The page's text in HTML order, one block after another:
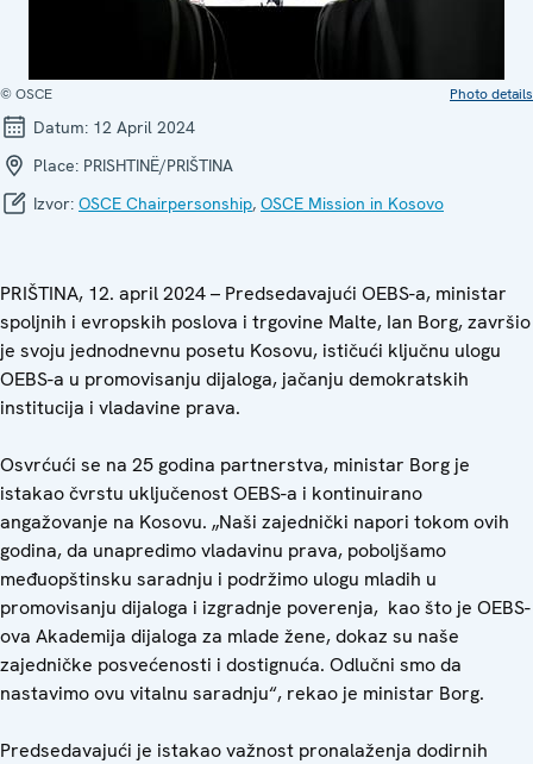
© OSCE Photo details
Datum: 12 April 2024
Place: PRISHTINË/PRIŠTINA
Izvor: OSCE Chairpersonship, OSCE Mission in Kosovo
PRIŠTINA, 12. april 2024 – Predsedavajući OEBS-a, ministar
spoljnih i evropskih poslova i trgovine Malte, Ian Borg, završio
je svoju jednodnevnu posetu Kosovu, ističući ključnu ulogu
OEBS-a u promovisanju dijaloga, jačanju demokratskih
institucija i vladavine prava.
Osvrćući se na 25 godina partnerstva, ministar Borg je
istakao čvrstu uključenost OEBS-a i kontinuirano
angažovanje na Kosovu. „Naši zajednički napori tokom ovih
godina, da unapredimo vladavinu prava, poboljšamo
međuopštinsku saradnju i podržimo ulogu mladih u
promovisanju dijaloga i izgradnje poverenja, kao što je OEBS-
ova Akademija dijaloga za mlade žene, dokaz su naše
zajedničke posvećenosti i dostignuća. Odlučni smo da
nastavimo ovu vitalnu saradnju“, rekao je ministar Borg.
Predsedavajući je istakao važnost pronalaženja dodirnih